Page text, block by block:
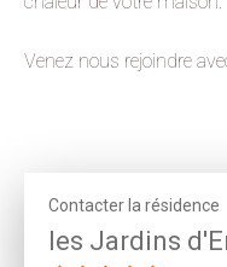
Venez nous rejoindre
Contacter la résidence
les Jardins